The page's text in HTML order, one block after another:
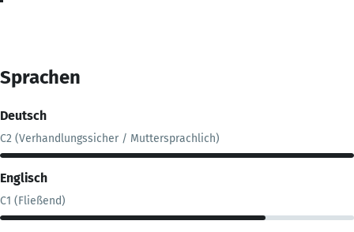
Sprachen
Deutsch
C2 (Verhandlungssicher / Muttersprachlich)
Englisch
C1 (Fließend)